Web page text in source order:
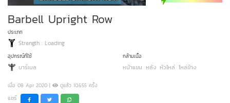
Barbell Upright Row
ประเภท
Strength : Loading
อุปกรณ์ที่ใช้
บาร์เบล
กล้ามเนื้อ
หน้าแขน หลัง หัวไหล่ ไหล่ข้าง
เมื่อ 08 Apr 2020 | ดูแล้ว 10,655 ครั้ง
แชร์